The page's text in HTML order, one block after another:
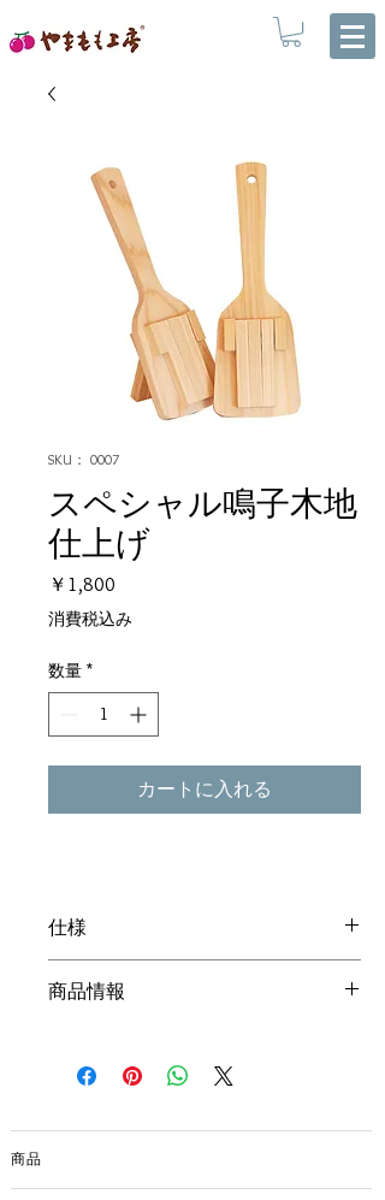
SKU： 0007
スペシャル鳴子木地
仕上げ
￥1,800
格
消費税込み
数量 *
カートに入れる
仕様
21.2(h)×6.5(w)cm 2本1組
商品情報
弊社の鳴子は土佐ひのきで作っていま
菌作用があります。
になります。
商品